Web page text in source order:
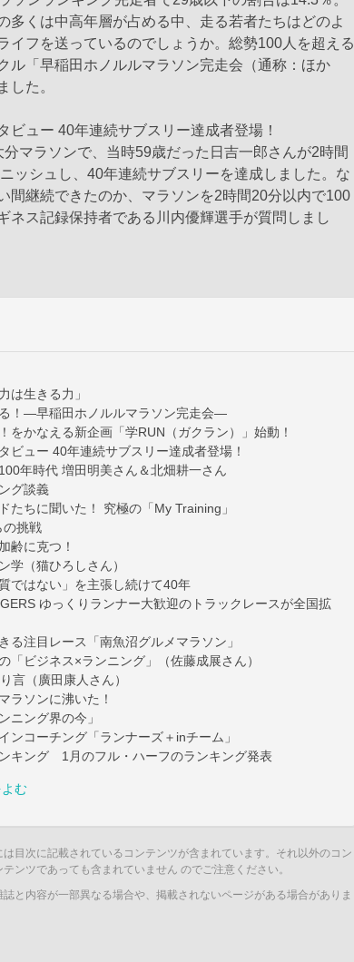
多くは中高年層が占める中、走る若者たちはどのよ
イフを送っているのでしょうか。総勢100人を超える
ル「早稲田ホノルルマラソン完走会（通称：ほか
した。
ビュー 40年連続サブスリー達成者登場！
マラソンで、当時59歳だった日吉一郎さんが2時間
ッシュし、40年連続サブスリーを達成しました。な
間継続できたのか、マラソンを2時間20分以内で100
ネス記録保持者である川内優輝選手が質問しまし
は生きる力」
！―早稲田ホノルルマラソン完走会―
をかなえる新企画「学RUN（ガクラン）」始動！
ビュー 40年連続サブスリー達成者登場！
年時代 増田明美さん＆北畑耕一さん
グ談義
たちに聞いた！ 究極の「My Training」
の挑戦
齢に克つ！
学（猫ひろしさん）
ではない」を主張し続けて40年
ゆっくりランナー大歓迎のトラックレースが全国拡
る注目レース「南魚沼グルメマラソン」
「ビジネス×ランニング」（佐藤成展さん）
言（廣田康人さん）
ラソンに沸いた！
ニング界の今」
ンコーチング「ランナーズ＋inチーム」
キング 1月のフル・ハーフのランキング発表
む
目次に記載されているコンテンツが含まれています。それ以外のコン
ンツであっても含まれていません のでご注意ください。
と内容が一部異なる場合や、掲載されないページがある場合がありま